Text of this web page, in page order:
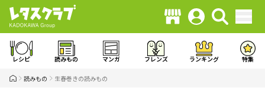
レシピ 読みもの マンガ フレンズ ランキング 特集
読みもの 生春巻きの読みもの